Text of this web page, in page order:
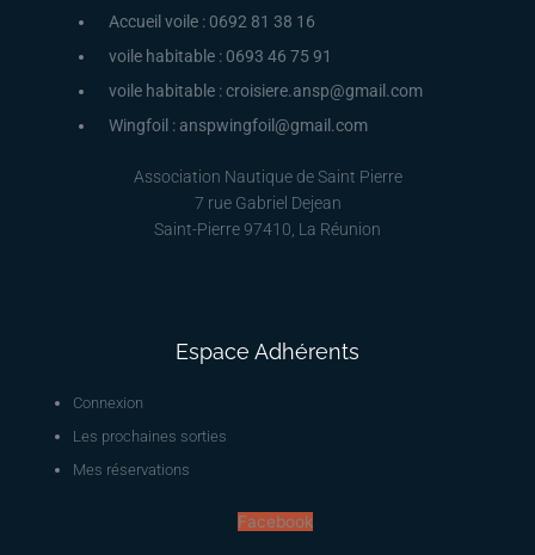
Accueil voile : 0692 81 38 16
voile habitable : 0693 46 75 91
voile habitable : croisiere.ansp@gmail.com
Wingfoil : anspwingfoil@gmail.com
Association Nautique de Saint Pierre
7 rue Gabriel Dejean
Saint-Pierre 97410, La Réunion
Espace Adhérents
Connexion
Les prochaines sorties
Mes réservations
Facebook